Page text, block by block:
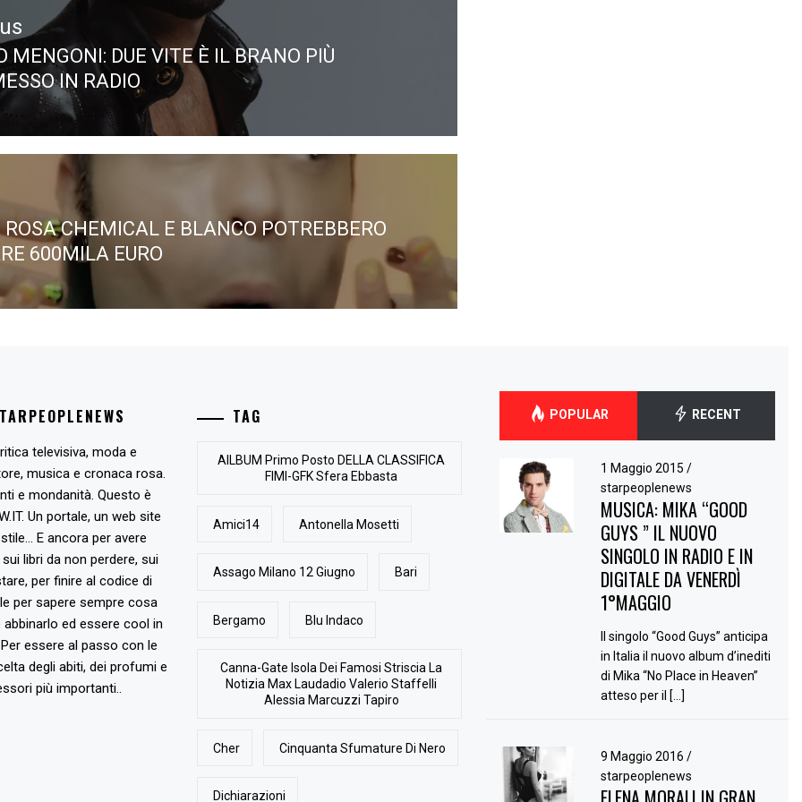
MENGONI: DUE VITE È IL BRANO PIÙ
IN RADIO
ROSA CHEMICAL E BLANCO POTREBBERO
600MILA EURO
televisiva, moda e
musica e cronaca rosa.
e mondanità. Questo è
Un portale, un web site
E ancora per avere
libri da non perdere, sui
per finire al codice di
per sapere sempre cosa
ed essere cool in
essere al passo con le
degli abiti, dei profumi e
più importanti..
TAG
AlLBUM Primo Posto DELLA CLASSIFICA
FIMI-GFK Sfera Ebbasta
Amici14 Antonella Mosetti
Assago Milano 12 Giugno Bari
Bergamo Blu Indaco
Canna-Gate Isola Dei Famosi Striscia La
Notizia Max Laudadio Valerio Staffelli
Alessia Marcuzzi Tapiro
Cher Cinquanta Sfumature Di Nero
Dichiarazioni
POPULAR RECENT
1 Maggio 2015 /
starpeoplenews
MUSICA: MIKA “GOOD
GUYS ” IL NUOVO
SINGOLO IN RADIO E IN
DIGITALE DA VENERDÌ
1°MAGGIO
Il singolo “Good Guys” anticipa
in Italia il nuovo album d’inediti
di Mika “No Place in Heaven”
atteso per il […]
9 Maggio 2016 /
starpeoplenews